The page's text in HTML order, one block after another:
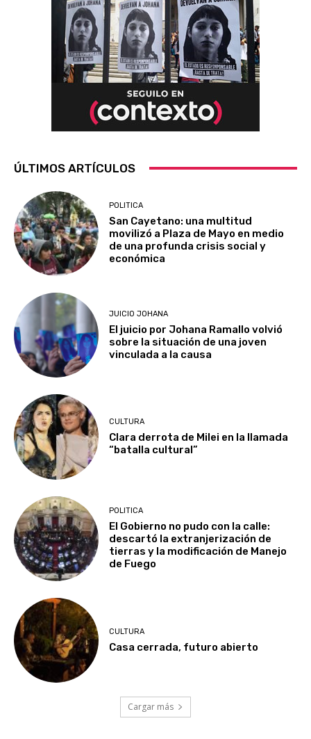
ÚLTIMOS ARTÍCULOS
POLITICA
San Cayetano: una multitud
movilizó a Plaza de Mayo en medio
de una profunda crisis social y
económica
JUICIO JOHANA
El juicio por Johana Ramallo volvió
sobre la situación de una joven
vinculada a la causa
CULTURA
Clara derrota de Milei en la llamada
“batalla cultural”
POLITICA
El Gobierno no pudo con la calle:
descartó la extranjerización de
tierras y la modificación de Manejo
de Fuego
CULTURA
Casa cerrada, futuro abierto
Cargar más